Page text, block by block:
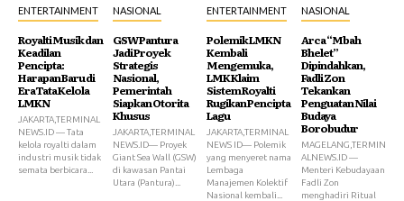
ENTERTAINMENT
Royalti Musik dan
Keadilan
Pencipta:
Harapan Baru di
Era Tata Kelola
LMKN
JAKARTA,TERMINAL
NEWS.ID — Tata
kelola royalti dalam
industri musik tidak
semata berbicara...
NASIONAL
GSW Pantura
Jadi Proyek
Strategis
Nasional,
Pemerintah
Siapkan Otorita
Khusus
JAKARTA,TERMINAL
NEWS.ID— Proyek
Giant Sea Wall (GSW)
di kawasan Pantai
Utara (Pantura)...
ENTERTAINMENT
Polemik LMKN
Kembali
Mengemuka,
LMK Klaim
Sistem Royalti
Rugikan Pencipta
Lagu
JAKARTA,TERMINAL
NEWS ID— Polemik
yang menyeret nama
Lembaga
Manajemen Kolektif
Nasional kembali...
NASIONAL
Arca “Mbah
Bhelet”
Dipindahkan,
Fadli Zon
Tekankan
Penguatan Nilai
Budaya
Borobudur
MAGELANG,TERMIN
ALNEWS.ID —
Menteri Kebudayaan
Fadli Zon
menghadiri Ritual